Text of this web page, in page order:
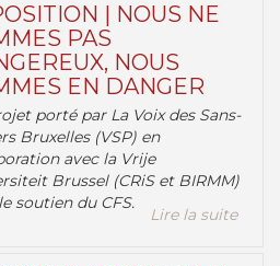
| NOUS NE
PAS
NOUS
EN DANGER
porté par La Voix des Sans-
Bruxelles (VSP) en
avec la Vrije
Brussel (CRiS et BIRMM)
soutien du CFS.
Lire la suite